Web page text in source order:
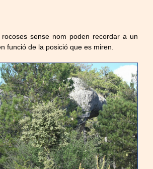
rocoses sense nom poden recordar a un
funció de la posició que es miren.